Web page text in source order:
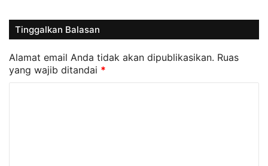
Tinggalkan Balasan
Alamat email Anda tidak akan dipublikasikan. Ruas
yang wajib ditandai *